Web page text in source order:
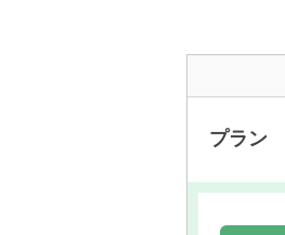
プラン